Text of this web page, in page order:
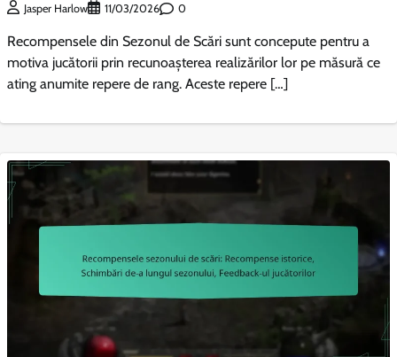
Jasper Harlow 11/03/2026 0
Recompensele din Sezonul de Scări sunt concepute pentru a
motiva jucătorii prin recunoașterea realizărilor lor pe măsură ce
ating anumite repere de rang. Aceste repere […]